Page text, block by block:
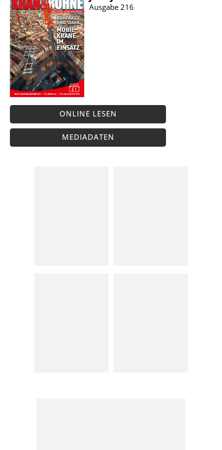
Ausgabe 216
ONLINE LESEN
MEDIADATEN